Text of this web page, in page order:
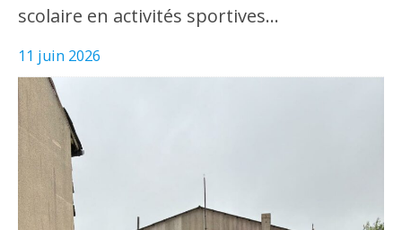
scolaire en activités sportives…
11 juin 2026